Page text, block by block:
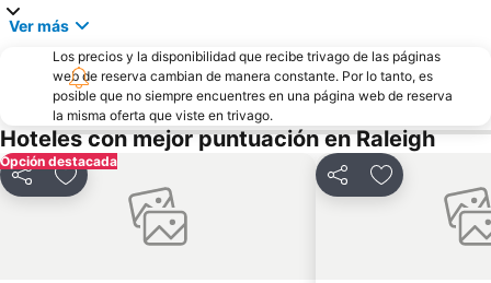
Ver más
Los precios y la disponibilidad que recibe trivago de las páginas
web de reserva cambian de manera constante. Por lo tanto, es
posible que no siempre encuentres en una página web de reserva
la misma oferta que viste en trivago.
Hoteles con mejor puntuación en Raleigh
Opción destacada
CompartirAgregar a favoritos CompartirAgregar a